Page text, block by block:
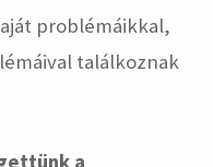
problémáikkal,
találkoznak